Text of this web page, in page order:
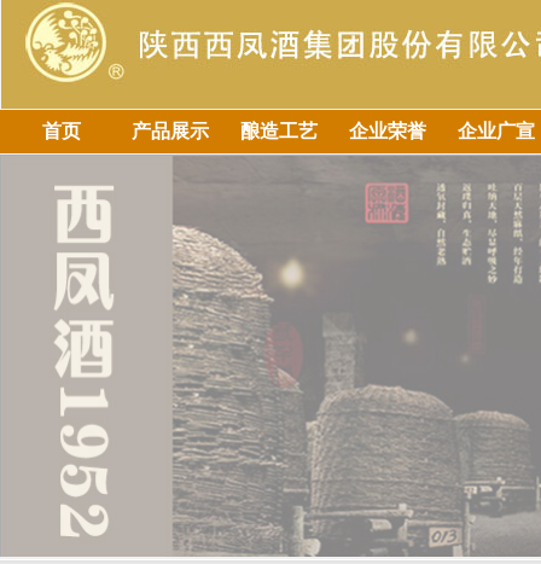
首页 产品展示 酿造工艺 企业荣誉 企业广宣